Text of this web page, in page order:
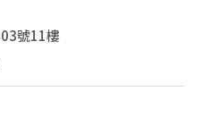
號11樓